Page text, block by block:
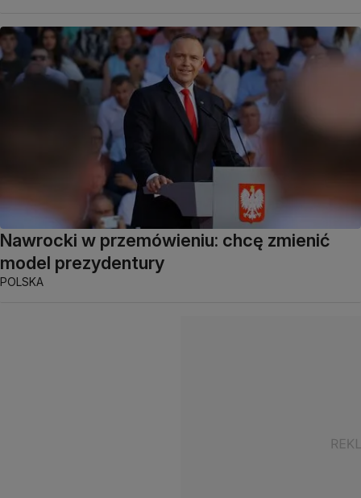
Nawrocki w przemówieniu: chcę zmienić
model prezydentury
POLSKA